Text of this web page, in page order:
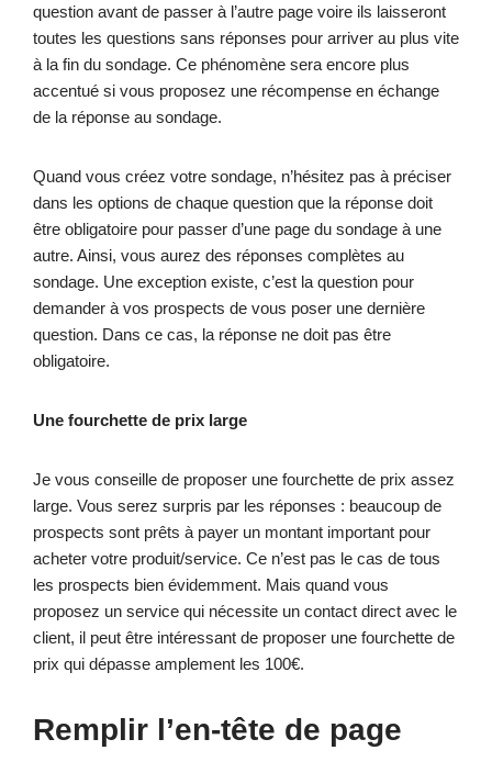
question avant de passer à l’autre page voire ils laisseront
toutes les questions sans réponses pour arriver au plus vite
à la fin du sondage. Ce phénomène sera encore plus
accentué si vous proposez une récompense en échange
de la réponse au sondage.
Quand vous créez votre sondage, n’hésitez pas à préciser
dans les options de chaque question que la réponse doit
être obligatoire pour passer d’une page du sondage à une
autre. Ainsi, vous aurez des réponses complètes au
sondage. Une exception existe, c’est la question pour
demander à vos prospects de vous poser une dernière
question. Dans ce cas, la réponse ne doit pas être
obligatoire.
Une fourchette de prix large
Je vous conseille de proposer une fourchette de prix assez
large. Vous serez surpris par les réponses : beaucoup de
prospects sont prêts à payer un montant important pour
acheter votre produit/service. Ce n’est pas le cas de tous
les prospects bien évidemment. Mais quand vous
proposez un service qui nécessite un contact direct avec le
client, il peut être intéressant de proposer une fourchette de
prix qui dépasse amplement les 100€.
Remplir l’en-tête de page